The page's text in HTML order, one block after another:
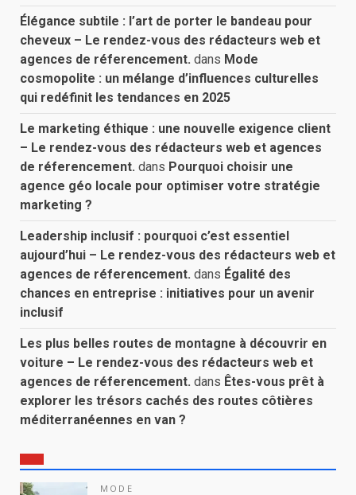
Élégance subtile : l’art de porter le bandeau pour
cheveux – Le rendez-vous des rédacteurs web et
agences de réferencement. dans Mode
cosmopolite : un mélange d’influences culturelles
qui redéfinit les tendances en 2025
Le marketing éthique : une nouvelle exigence client
– Le rendez-vous des rédacteurs web et agences
de réferencement. dans Pourquoi choisir une
agence géo locale pour optimiser votre stratégie
marketing ?
Leadership inclusif : pourquoi c’est essentiel
aujourd’hui – Le rendez-vous des rédacteurs web et
agences de réferencement. dans Égalité des
chances en entreprise : initiatives pour un avenir
inclusif
Les plus belles routes de montagne à découvrir en
voiture – Le rendez-vous des rédacteurs web et
agences de réferencement. dans Êtes-vous prêt à
explorer les trésors cachés des routes côtières
méditerranéennes en van ?
MODE